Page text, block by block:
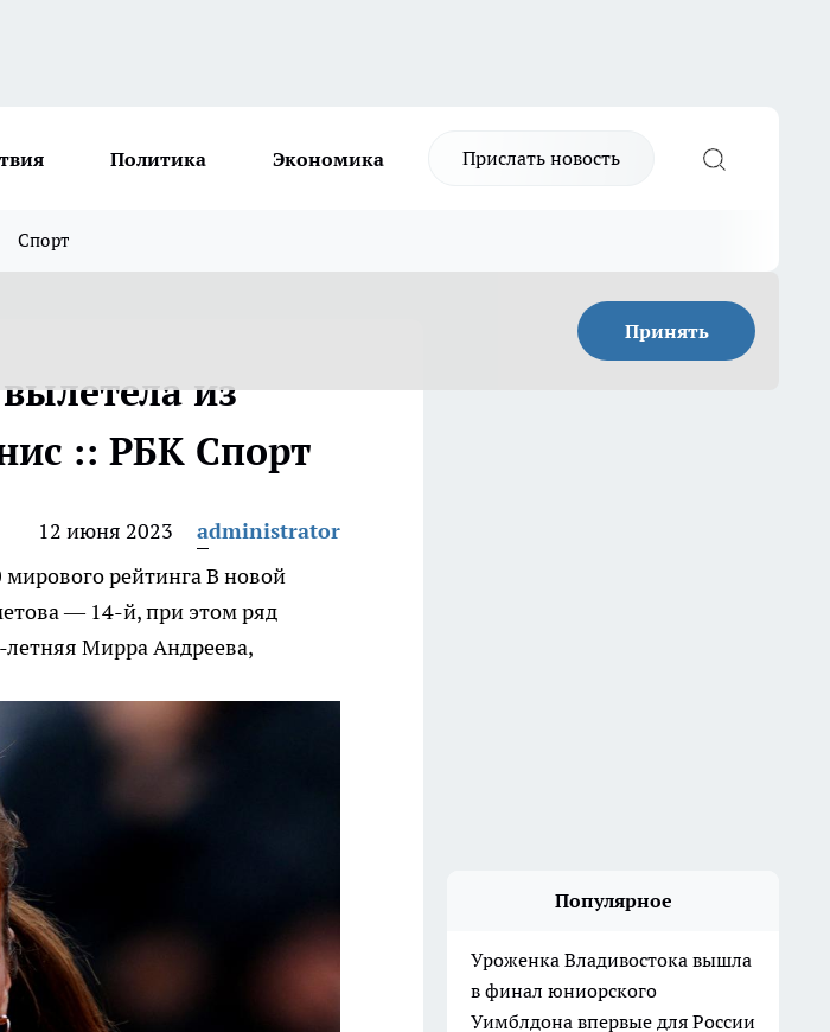
Политика Экономика Прислать новость
Спорт
Принять
из
:: РБК Спорт
12 июня 2023
administrator
мирового рейтингаВ новой
— 14-й, при этом ряд
летняя Мирра Андреева,
Популярное
Уроженка Владивостока вышла
в финал юниорского
Уимблдона впервые для России